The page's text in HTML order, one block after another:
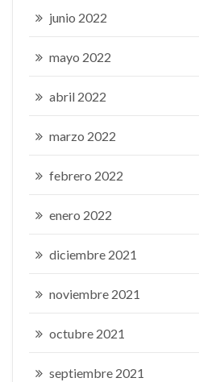
junio 2022
mayo 2022
abril 2022
marzo 2022
febrero 2022
enero 2022
diciembre 2021
noviembre 2021
octubre 2021
septiembre 2021